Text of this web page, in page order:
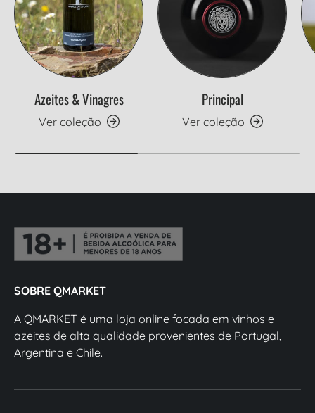
Azeites & Vinagres
Ver coleção
Principal
Ver coleção
SOBRE QMARKET
A QMARKET é uma loja online focada em vinhos e
azeites de alta qualidade provenientes de Portugal,
Argentina e Chile.